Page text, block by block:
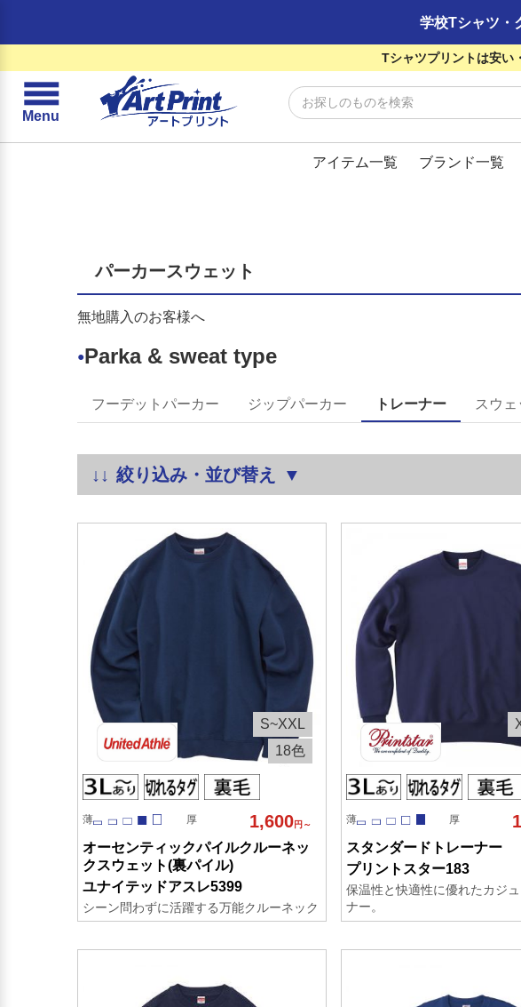
学校Tシャツ・
Tシャツプリントは安い
☰
Menu
アイテム一覧 ブランド一覧
パーカースウェット
無地購入のお客様へ
●Parka & sweat type
フーデットパーカー ジップパーカー トレーナー スウ
絞り込み・並び替え
18色
S~XXL
薄 厚 1,600円～
オーセンティックパイルクルーネッ
クスウェット(裏パイル)
ユナイテッドアスレ5399
シーン問わずに活躍する万能クルーネック
薄 厚
スタンダードトレーナー
プリントスター183
保温性と快適性に優れたカジ
ナー。